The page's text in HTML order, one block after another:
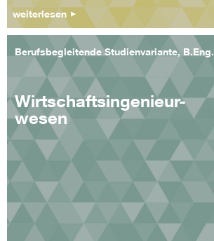
weiterlesen
Berufsbegleitende Studienvariante, B.Eng.
Wirtschaftsingenieur-
wesen